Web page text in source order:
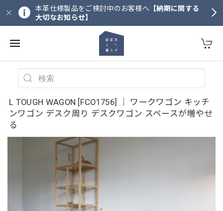
本革仕様製品をご検討中のお客様へ 【納期に関する
大切なお知らせ】
L TOUGH WAGON [FCO1756] ｜ ワークワゴン キッチ
ンワゴン デスク周り デスクワゴン スペースが増やせ
る